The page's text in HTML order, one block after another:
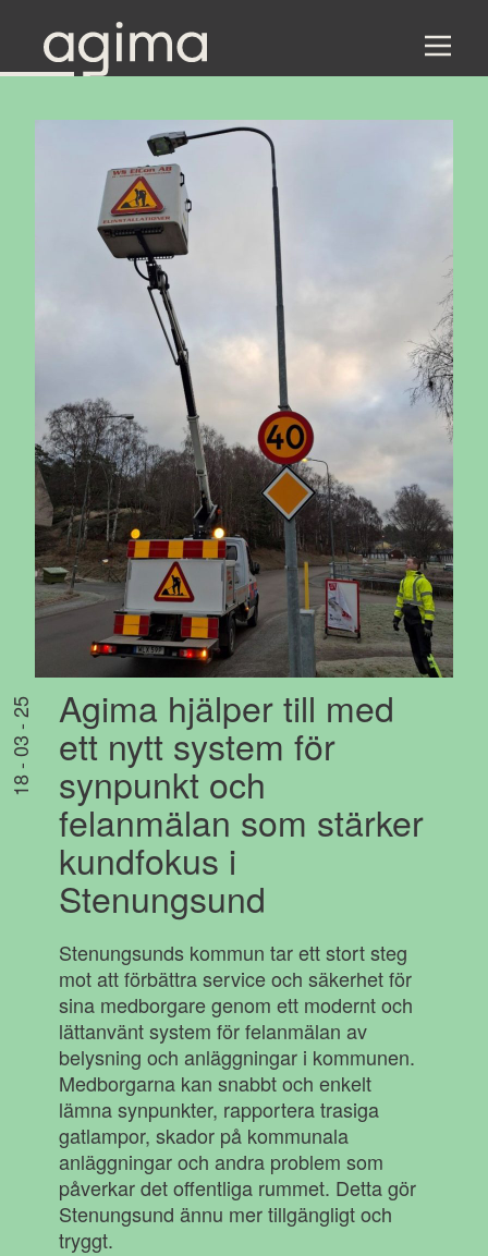
Agima hjälper till med
ett nytt system för
synpunkt och
felanmälan som stärker
kundfokus i
Stenungsund
Stenungsunds kommun tar ett stort steg
mot att förbättra service och säkerhet för
sina medborgare genom ett modernt och
lättanvänt system för felanmälan av
belysning och anläggningar i kommunen.
Medborgarna kan snabbt och enkelt
lämna synpunkter, rapportera trasiga
gatlampor, skador på kommunala
anläggningar och andra problem som
påverkar det offentliga rummet. Detta gör
Stenungsund ännu mer tillgängligt och
tryggt.
18 - 03 - 25